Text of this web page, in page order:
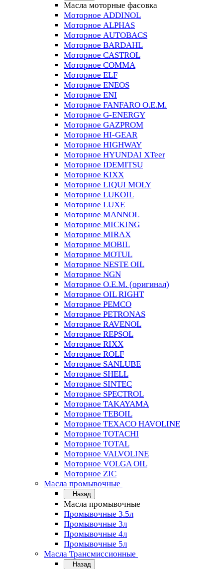
Масла моторные фасовка
Моторное ADDINOL
Моторное ALPHAS
Моторное AUTOBACS
Моторное BARDAHL
Моторное CASTROL
Моторное COMMA
Моторное ELF
Моторное ENEOS
Моторное ENI
Моторное FANFARO O.E.M.
Моторное G-ENERGY
Моторное GAZPROM
Моторное HI-GEAR
Моторное HIGHWAY
Моторное HYUNDAI XTeer
Моторное IDEMITSU
Моторное KIXX
Моторное LIQUI MOLY
Моторное LUKOIL
Моторное LUXE
Моторное MANNOL
Моторное MICKING
Моторное MIRAX
Моторное MOBIL
Моторное MOTUL
Моторное NESTE OIL
Моторное NGN
Моторное O.E.M. (оригинал)
Моторное OIL RIGHT
Моторное PEMCO
Моторное PETRONAS
Моторное RAVENOL
Моторное REPSOL
Моторное RIXX
Моторное ROLF
Моторное SANLUBE
Моторное SHELL
Моторное SINTEC
Моторное SPECTROL
Моторное TAKAYAMA
Моторное TEBOIL
Моторное TEXACO HAVOLINE
Моторное TOTACHI
Моторное TOTAL
Моторное VALVOLINE
Моторное VOLGA OIL
Моторное ZIC
Масла промывочные
Назад
Масла промывочные
Промывочные 3.5л
Промывочные 3л
Промывочные 4л
Промывочные 5л
Масла Трансмиссионные
Назад